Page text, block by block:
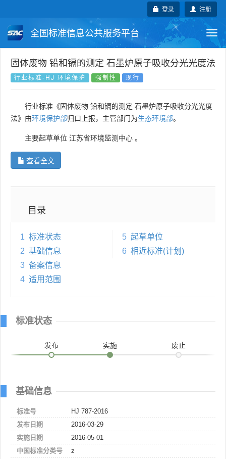
注册
登录
全国标准信息公共服务平台
国家标准 行业标准 地方标准
国外标准 技术委员会
固体废物 铅和镉的测定 石墨炉原子吸收分光光度法
行业标准-HJ 环境保护 强制性 现行
行业标准《固体废物 铅和镉的测定 石墨炉原子吸收分光光度
法》由环境保护部归口上报，主管部门为生态环境部。
主要起草单位 江苏省环境监测中心 。
查看全文
目录
1 标准状态
2 基础信息
3 备案信息
4 适用范围
5 起草单位
6 相近标准(计划)
标准状态
发布 实施 废止
基础信息
标准号
HJ 787-2016
发布日期
2016-03-29
实施日期
2016-05-01
中国标准分类号
z